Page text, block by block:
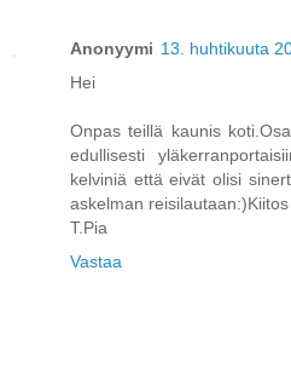
Anonyymi 13. huhtikuuta
Hei
Onpas teillä kaunis
edullisesti
kelviniä että eivät olisi
askelman
T.Pia
Vastaa